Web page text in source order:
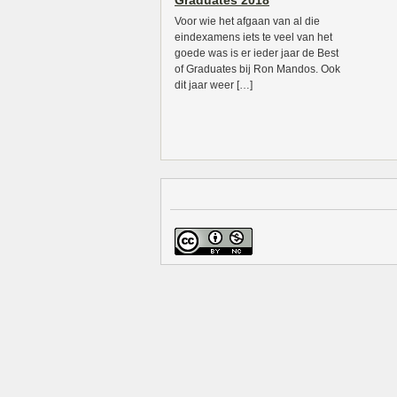
Voor wie het afgaan van al die
eindexamens iets te veel van het
goede was is er ieder jaar de Best
of Graduates bij Ron Mandos. Ook
dit jaar weer […]